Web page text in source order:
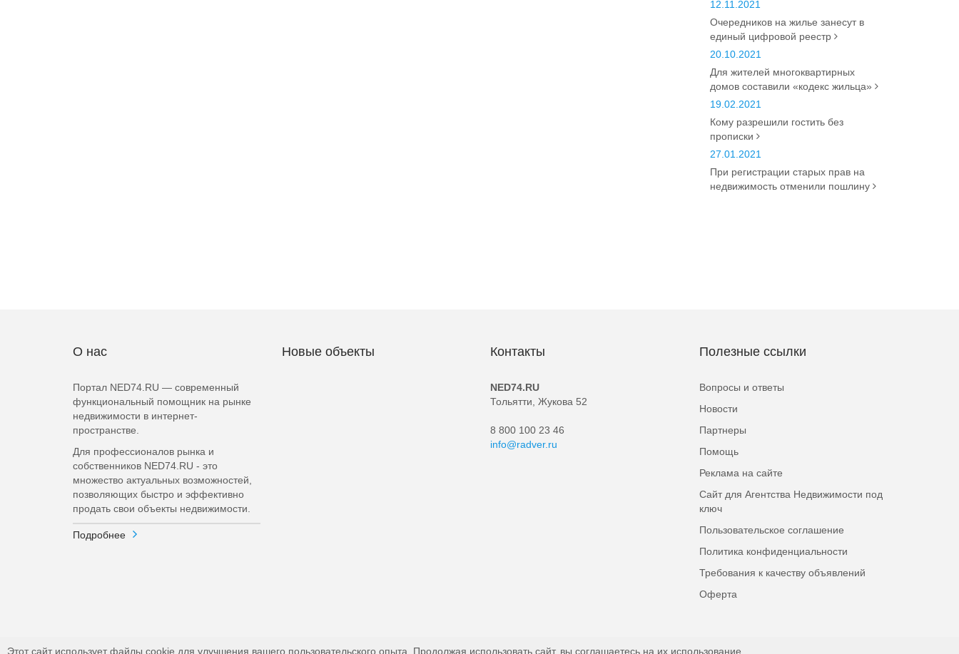
12.11.2021
Очередников на жилье занесут в
единый цифровой реестр
20.10.2021
Для жителей многоквартирных
домов составили «кодекс жильца»
19.02.2021
Кому разрешили гостить без
прописки
27.01.2021
При регистрации старых прав на
недвижимость отменили пошлину
О нас
Портал NED74.RU — современный
функциональный помощник на рынке
недвижимости в интернет-
пространстве.
Для профессионалов рынка и
собственников NED74.RU - это
множество актуальных возможностей,
позволяющих быстро и эффективно
продать свои объекты недвижимости.
Подробнее
Новые объекты Контакты
NED74.RU
Тольятти, Жукова 52
8 800 100 23 46
info@radver.ru
Полезные ссылки
Вопросы и ответы
Новости
Партнеры
Помощь
Реклама на сайте
Сайт для Агентства Недвижимости под
ключ
Пользовательское соглашение
Политика конфиденциальности
Требования к качеству объявлений
Оферта
Этот сайт использует файлы cookie для улучшения вашего пользовательского опыта. Продолжая использовать сайт, вы соглашаетесь на их использование.